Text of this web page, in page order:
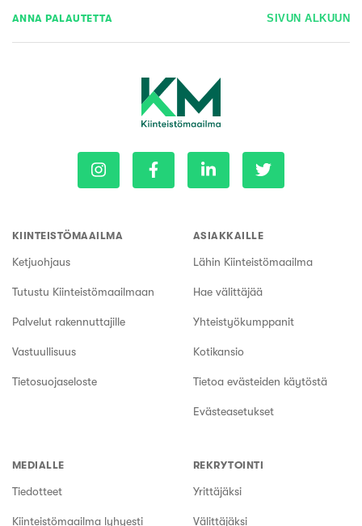
ANNA PALAUTETTA SIVUN ALKUUN
KIINTEISTÖMAAILMA
Ketjuohjaus
Tutustu Kiinteistömaailmaan
Palvelut rakennuttajille
Vastuullisuus
Tietosuojaseloste
ASIAKKAILLE
Lähin Kiinteistömaailma
Hae välittäjää
Yhteistyökumppanit
Kotikansio
Tietoa evästeiden käytöstä
Evästeasetukset
MEDIALLE
Tiedotteet
Kiinteistömaailma lyhyesti
REKRYTOINTI
Yrittäjäksi
Välittäjäksi